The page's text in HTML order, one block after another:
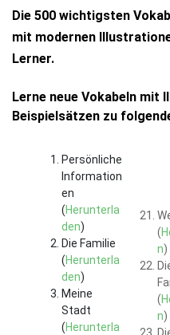
Die 500 wichtigsten
mit modernen
Lerner.
Lerne neue Vokabeln mit
Beispielsätzen zu
Persönliche
Information
en
(Herunterla
den)
Die Familie
(Herunterla
den)
Meine
Stadt
(Herunterla
(
n)
(
n)